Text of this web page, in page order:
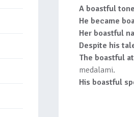
A boastful
He became
Her boastful
Despite his
The boastful
medalami.
His boastful